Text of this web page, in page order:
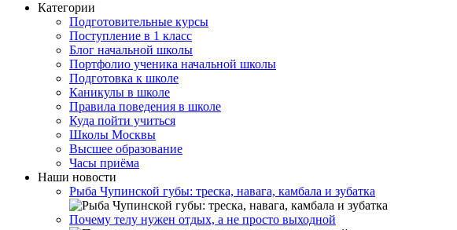
Категории
Подготовительные курсы
Поступление в 1 класс
Блог начальной школы
Портфолио ученика начальной школы
Подготовка к школе
Каникулы в школе
Правила поведения в школе
Куда пойти учиться
Школы Москвы
Высшее образование
Часы приёма
Наши новости
Рыба Чупинской губы: треска, навага, камбала и зубатка
Почему телу нужен отдых, а не просто выходной